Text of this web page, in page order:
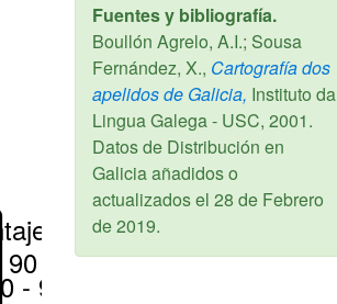
> 90 %
80 - 90 %
Fuentes y bibliografía.
Boullón Agrelo, A.I.; Sousa
Fernández, X., Cartografía dos
apelidos de Galicia, Instituto da
Lingua Galega - USC, 2001.
Datos de Distribución en
Galicia añadidos o
actualizados el 28 de Febrero
de 2019.